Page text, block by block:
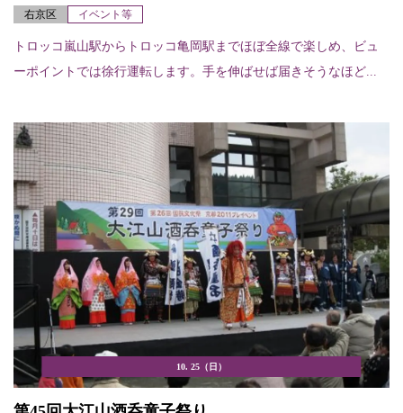
右京区 イベント等
トロッコ嵐山駅からトロッコ亀岡駅までほぼ全線で楽しめ、ビュ
ーポイントでは徐行運転します。手を伸ばせば届きそうなほど...
10. 25（日）